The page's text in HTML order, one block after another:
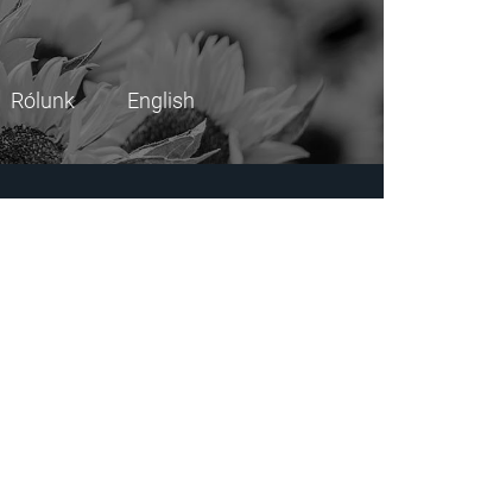
Rólunk English